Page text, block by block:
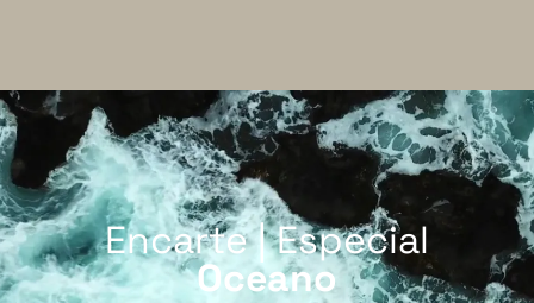
Encarte | Especial
Oceano